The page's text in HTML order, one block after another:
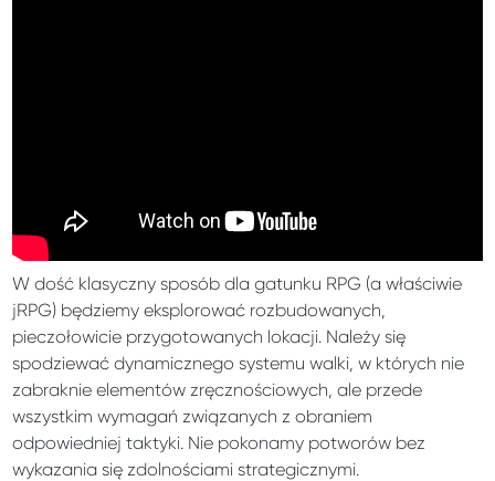
W dość klasyczny sposób dla gatunku RPG (a właściwie
jRPG) będziemy eksplorować rozbudowanych,
pieczołowicie przygotowanych lokacji. Należy się
spodziewać dynamicznego systemu walki, w których nie
zabraknie elementów zręcznościowych, ale przede
wszystkim wymagań związanych z obraniem
odpowiedniej taktyki. Nie pokonamy potworów bez
wykazania się zdolnościami strategicznymi.